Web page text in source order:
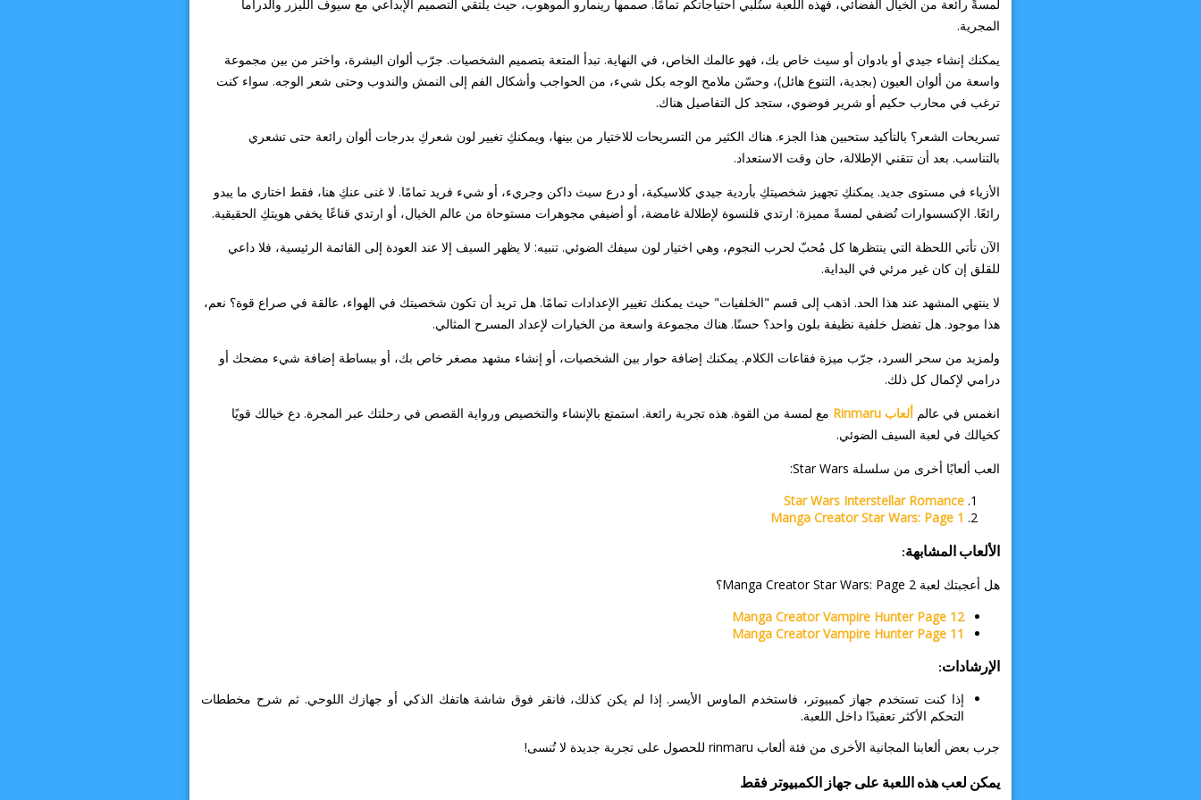
لمسةً رائعة من الخيال الفضائي، فهذه اللعبة ستُلبي احتياجاتكم تمامًا. صممها رينمارو الموهوب، حيث يلتقي التصميم الإبداعي مع سيوف الليزر والدراما
المجرية.
يمكنك إنشاء جيدي أو بادوان أو سيث خاص بك، فهو عالمك الخاص، في النهاية. تبدأ المتعة بتصميم الشخصيات. جرّب ألوان البشرة، واختر من بين مجموعة
واسعة من ألوان العيون (بجدية، التنوع هائل)، وحسّن ملامح الوجه بكل شيء، من الحواجب وأشكال الفم إلى النمش والندوب وحتى شعر الوجه. سواء كنت
ترغب في محارب حكيم أو شرير فوضوي، ستجد كل التفاصيل هناك.
تسريحات الشعر؟ بالتأكيد ستحبين هذا الجزء. هناك الكثير من التسريحات للاختيار من بينها، ويمكنكِ تغيير لون شعركِ بدرجات ألوان رائعة حتى تشعري
بالتناسب. بعد أن تتقني الإطلالة، حان وقت الاستعداد.
الأزياء في مستوى جديد. يمكنكِ تجهيز شخصيتكِ بأردية جيدي كلاسيكية، أو درع سيث داكن وجريء، أو شيء فريد تمامًا. لا غنى عنكِ هنا، فقط اختاري ما يبدو
رائعًا. الإكسسوارات تُضفي لمسةً مميزة: ارتدي قلنسوة لإطلالة غامضة، أو أضيفي مجوهرات مستوحاة من عالم الخيال، أو ارتدي قناعًا يخفي هويتكِ الحقيقية.
الآن تأتي اللحظة التي ينتظرها كل مُحبّ لحرب النجوم، وهي اختيار لون سيفك الضوئي. تنبيه: لا يظهر السيف إلا عند العودة إلى القائمة الرئيسية، فلا داعي
للقلق إن كان غير مرئي في البداية.
لا ينتهي المشهد عند هذا الحد. اذهب إلى قسم "الخلفيات" حيث يمكنك تغيير الإعدادات تمامًا. هل تريد أن تكون شخصيتك في الهواء، عالقة في صراع قوة؟ نعم،
هذا موجود. هل تفضل خلفية نظيفة بلون واحد؟ حسنًا. هناك مجموعة واسعة من الخيارات لإعداد المسرح المثالي.
ولمزيد من سحر السرد، جرّب ميزة فقاعات الكلام. يمكنك إضافة حوار بين الشخصيات، أو إنشاء مشهد مصغر خاص بك، أو ببساطة إضافة شيء مضحك أو
درامي لإكمال كل ذلك.
انغمس في عالمألعاب Rinmaru
مع لمسة من القوة. هذه تجربة رائعة. استمتع بالإنشاء والتخصيص ورواية القصص في رحلتك عبر المجرة. دع خيالك قويًا
كخيالك في لعبة السيف الضوئي.
العب ألعابًا أخرى من سلسلة Star Wars:
Star Wars Interstellar Romance
Manga Creator Star Wars: Page 1
الألعاب المشابهة:
هل أعجبتك لعبة Manga Creator Star Wars: Page 2؟
Manga Creator Vampire Hunter Page 12
Manga Creator Vampire Hunter Page 11
الإرشادات:
إذا كنت تستخدم جهاز كمبيوتر، فاستخدم الماوس الأيسر. إذا لم يكن كذلك، فانقر فوق شاشة هاتفك الذكي أو جهازك اللوحي. ثم شرح مخططات
التحكم الأكثر تعقيدًا داخل اللعبة.
جرب بعض ألعابنا المجانية الأخرى من فئة ألعاب rinmaru للحصول على تجربة جديدة لا تُنسى!
يمكن لعب هذه اللعبة على جهاز الكمبيوتر فقط